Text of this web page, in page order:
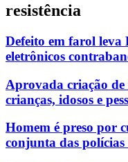
resistência
Defeito em farol leva
eletrônicos
Aprovada criação de
crianças, idosos e
Homem é preso por
conjunta das